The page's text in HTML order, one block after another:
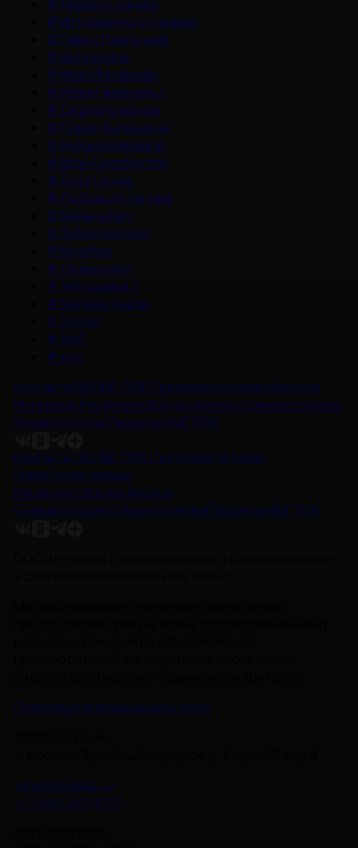
#Лариса Гузеева
# История его служанки
# Павел Прилучный
#Актер кино
# Иван Янковский
# Юлия Пересильд
# Сергей Бурунов
# Сарик Андреасян
# Михаил Ефремов
# Иван Охлобыстин
# Влад Ценев
#Любовь Аксенова
# Милана Бру
#Зубастая няня
# Колобок
# Смешарики
# Чебурашка 3
# Матвей Лыков
#Холод
# НМГ
# док
Контакты Об НМГ ДОКПредложите идею Новости
Интервью Рецензии ОбзорыАнонсы Снимается кино
Энциклопедия Проекты НМГ ДОК
Контакты Об НМГ ДОКПредложите идею
Новости Интервью
Рецензии ОбзорыАнонсы
Снимается кино Энциклопедия Проекты НМГ ДОК
Политика Конфиденциальности
info@nmgdoc.ru
+7 (495) 937-6170